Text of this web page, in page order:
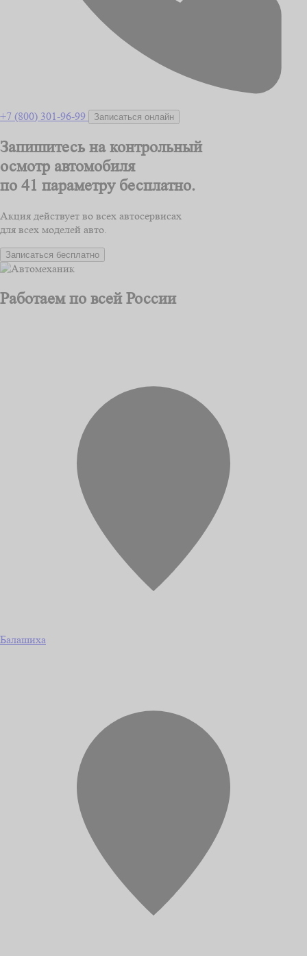
+7 (800) 301-96-99 Записаться онлайн
Запишитесь на контрольный
осмотр автомобиля
по 41 параметру бесплатно.
Акция действует во всех автосервисах
для всех моделей авто.
Записаться бесплатно
Работаем по всей России
Балашиха